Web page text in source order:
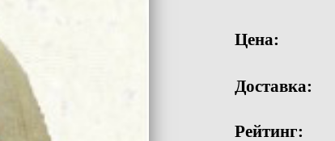
Цена:
Доставка:
Рейтинг: